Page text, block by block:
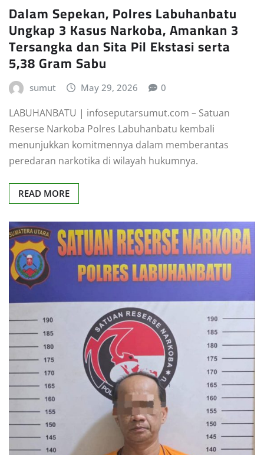
Dalam Sepekan, Polres Labuhanbatu
Ungkap 3 Kasus Narkoba, Amankan 3
Tersangka dan Sita Pil Ekstasi serta
5,38 Gram Sabu
sumut May 29, 2026 0
LABUHANBATU | infoseputarsumut.com – Satuan
Reserse Narkoba Polres Labuhanbatu kembali
menunjukkan komitmennya dalam memberantas
peredaran narkotika di wilayah hukumnya.
READ MORE